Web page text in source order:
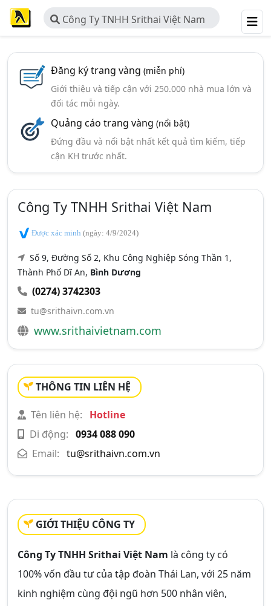
Công Ty TNHH Srithai Việt Nam
Đăng ký trang vàng (miễn phí)
Giới thiệu và tiếp cận với 250.000 nhà mua lớn và
đối tác mỗi ngày.
Quảng cáo trang vàng (nổi bật)
Đứng đầu và nổi bật nhất kết quả tìm kiếm, tiếp
cận KH trước nhất.
Công Ty TNHH Srithai Việt Nam
Được xác minh (ngày: 4/9/2024)
Số 9, Đường Số 2, Khu Công Nghiệp Sóng Thần 1,
Thành Phố Dĩ An, Bình Dương
(0274) 3742303
tu@srithaivn.com.vn
www.srithaivietnam.com
THÔNG TIN LIÊN HỆ
Tên liên hệ:
Hotline
Di động: 0934 088 090
Email: tu@srithaivn.com.vn
GIỚI THIỆU CÔNG TY
Công Ty TNHH Srithai Việt Nam là công ty có
100% vốn đầu tư của tập đoàn Thái Lan, với 25 năm
kinh nghiệm cùng đội ngũ hơn 500 nhân viên,